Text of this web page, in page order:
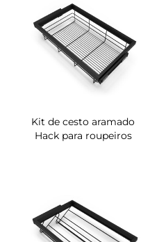
Kit de cesto aramado
Hack para roupeiros